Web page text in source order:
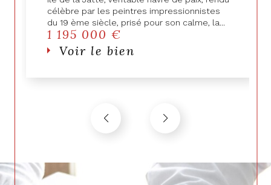
immobilier
Découvrez nos biens à la
vente
nous maitrisons parfaitement les spécificités du
marché local et sommes ainsi en mesure de
duplex ou un loft, nous vous proposons
une sélection variée de biens immobiliers
célèbre par les peintres impressionnistes
du 19 ème siècle, prisé pour son calme, la...
1 195 000 €
Voir le bien